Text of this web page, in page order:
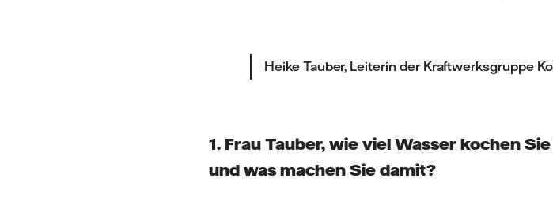
Heike Tauber, Leiterin der Kraftwerksgruppe
1. Frau Tauber, wie viel Wasser kochen
und was machen Sie damit?